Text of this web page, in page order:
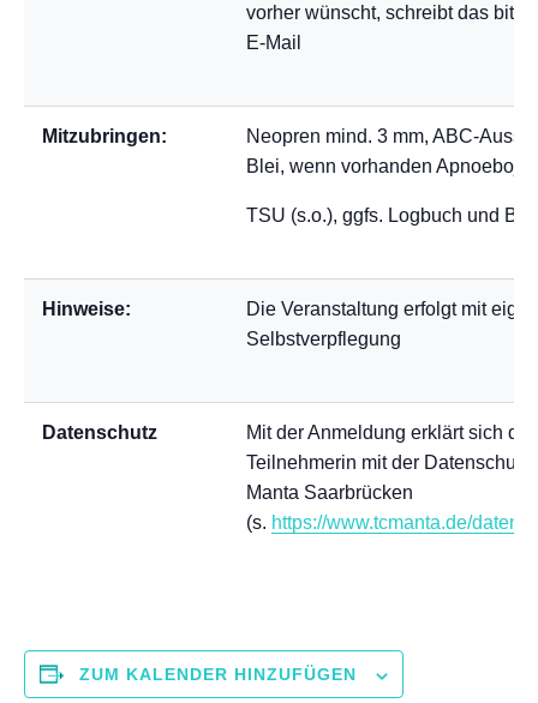
vorher wünscht, schreibt das
E-Mail
Mitzubringen:
Neopren mind. 3 mm, ABC-
Blei, wenn vorhanden Apnoeboje
TSU (s.o.), ggfs. Logbuch und
Hinweise:
Die Veranstaltung erfolgt mit
Selbstverpflegung
Datenschutz
Mit der Anmeldung erklärt sich
Teilnehmerin mit der
Manta Saarbrücken
(s. https://www.tcmanta.de/
ZUM KALENDER HINZUFÜGEN